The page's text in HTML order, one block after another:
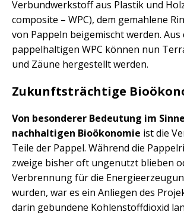
Verbundwerkstoff aus Plastik und
composite – WPC), dem gemahlene
von Pappeln beigemischt werden. Aus
pappelhaltigen WPC können nun
und Zäune hergestellt werden.
Zukunftsträchtige
Von besonderer Bedeutung im
nachhaltigen Bioökonomie ist die
Teile der Pappel. Während die
zweige bisher oft ungenutzt blieben
Verbrennung für die
wurden, war es ein Anliegen des
darin gebundene Kohlenstoffdioxid